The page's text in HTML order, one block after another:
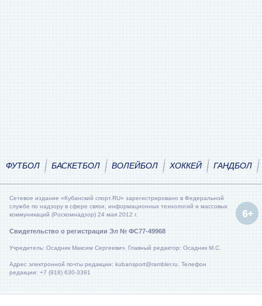
ФУТБОЛ БАСКЕТБОЛ ВОЛЕЙБОЛ ХОККЕЙ ГАНДБОЛ
Сетевое издание «Кубанский спорт.RU» зарегистрировано в Федеральной
службе по надзору в сфере связи, информационных технологий и массовых
коммуникаций (Роскомнадзор) 24 мая 2012 г.
Свидетельство о регистрации Эл № ФС77-49968
Учредитель: Осадник Максим Сергеевич. Главный редактор: Осадник М.С.
Адрес электронной почты редакции: kubansport@rambler.ru. Телефон
редакции: +7 (918) 630-3391